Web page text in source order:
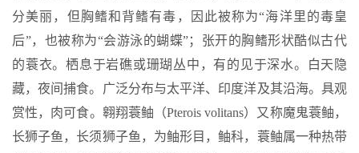
分美丽，但胸鳍和背鳍有毒，因此被称为“海洋里的毒皇
后”，也被称为“会游泳的蝴蝶”；张开的胸鳍形状酷似古代
的蓑衣。栖息于岩礁或珊瑚丛中，有的见于深水。白天隐
藏，夜间捕食。广泛分布与太平洋、印度洋及其沿海。具观
赏性，肉可食。翱翔蓑鲉（Pterois volitans）又称魔鬼蓑鲉，
长狮子鱼，长须狮子鱼，为鲉形目，鲉科，蓑鲉属一种热带